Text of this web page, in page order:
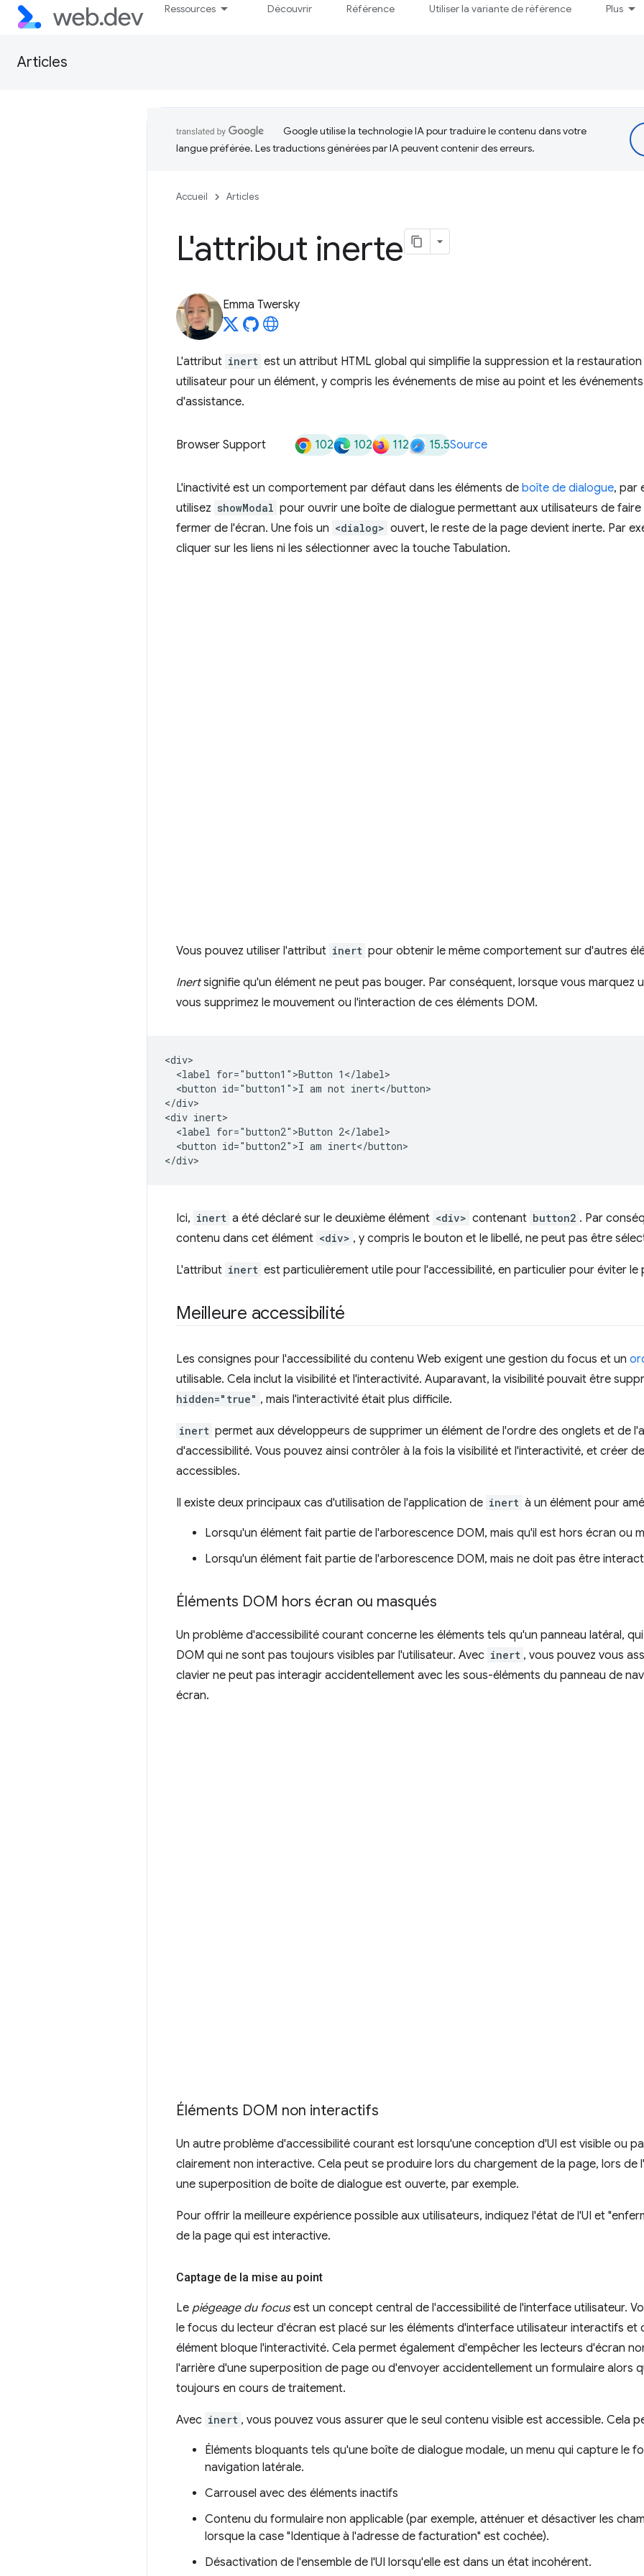
Ressources Découvrir Référence Utiliser la variante de référence Plus
Articles
Google utilise la technologie IA pour traduire le contenu dans votre
langue préférée. Les traductions générées par IA peuvent contenir des erreurs.
Accueil Articles
L'attribut inerte
Emma Twersky
L'attribut inert est un attribut HTML global qui simplifie la suppression et la
utilisateur pour un élément, y compris les événements de mise au point et les
d'assistance.
Browser Support 102 102 112 15.5Source
L'inactivité est un comportement par défaut dans les éléments de boîte de dialogue, par
utilisez showModal pour ouvrir une boîte de dialogue permettant aux utilisateurs de faire
fermer de l'écran. Une fois un <dialog> ouvert, le reste de la page devient inerte. Par
cliquer sur les liens ni les sélectionner avec la touche Tabulation.
Vous pouvez utiliser l'attribut inert pour obtenir le même comportement sur d'autres
Inertsignifie qu'un élément ne peut pas bouger. Par conséquent, lorsque vous marquez
vous supprimez le mouvement ou l'interaction de ces éléments DOM.
<div>
  <label for="button1">Button 1</label>
  <button id="button1">I am not inert</button>
</div>
<div inert>
  <label for="button2">Button 2</label>
  <button id="button2">I am inert</button>
Ici, inert a été déclaré sur le deuxième élément <div> contenant button2 . Par
contenu dans cet élément <div> , y compris le bouton et le libellé, ne peut pas être
L'attribut inert est particulièrement utile pour l'accessibilité, en particulier pour éviter le
Meilleure accessibilité
Les consignes pour l'accessibilité du contenu Web exigent une gestion du focus et un
utilisable. Cela inclut la visibilité et l'interactivité. Auparavant, la visibilité pouvait être
hidden="true" , mais l'interactivité était plus difficile.
inert permet aux développeurs de supprimer un élément de l'ordre des onglets et de
d'accessibilité. Vous pouvez ainsi contrôler à la fois la visibilité et l'interactivité, et créer
accessibles.
Il existe deux principaux cas d'utilisation de l'application de inert à un élément pour
Lorsqu'un élément fait partie de l'arborescence DOM, mais qu'il est hors écran ou
Lorsqu'un élément fait partie de l'arborescence DOM, mais ne doit pas être
Éléments DOM hors écran ou masqués
Un problème d'accessibilité courant concerne les éléments tels qu'un panneau latéral,
DOM qui ne sont pas toujours visibles par l'utilisateur. Avec inert , vous pouvez vous
clavier ne peut pas interagir accidentellement avec les sous-éléments du panneau de
écran.
Éléments DOM non interactifs
Un autre problème d'accessibilité courant est lorsqu'une conception d'UI est visible ou
clairement non interactive. Cela peut se produire lors du chargement de la page, lors de
une superposition de boîte de dialogue est ouverte, par exemple.
Pour offrir la meilleure expérience possible aux utilisateurs, indiquez l'état de l'UI et
de la page qui est interactive.
Captage de la mise au point
Le piégeage du focusest un concept central de l'accessibilité de l'interface utilisateur.
le focus du lecteur d'écran est placé sur les éléments d'interface utilisateur interactifs et
élément bloque l'interactivité. Cela permet également d'empêcher les lecteurs d'écran
l'arrière d'une superposition de page ou d'envoyer accidentellement un formulaire alors
toujours en cours de traitement.
Avec inert , vous pouvez vous assurer que le seul contenu visible est accessible. Cela
Éléments bloquants tels qu'une boîte de dialogue modale, un menu qui capture le
navigation latérale.
Carrousel avec des éléments inactifs
Contenu du formulaire non applicable (par exemple, atténuer et désactiver les
lorsque la case "Identique à l'adresse de facturation" est cochée).
Désactivation de l'ensemble de l'UI lorsqu'elle est dans un état incohérent.